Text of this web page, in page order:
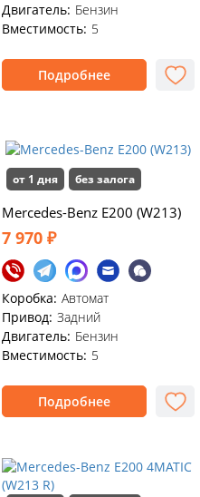
Двигатель: Бензин
Вместимость: 5
Подробнее
от 1 дня без залога
Mercedes-Benz E200 (W213)
7 970 ₽
Коробка: Автомат
Привод: Задний
Двигатель: Бензин
Вместимость: 5
Подробнее